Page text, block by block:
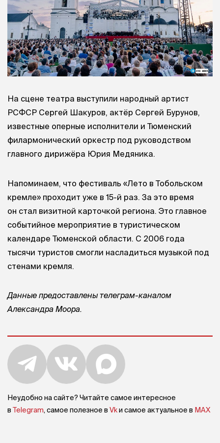
На сцене театра выступили народный артист
РСФСР Сергей Шакуров, актёр Сергей Бурунов,
известные оперные исполнители и Тюменский
филармонический оркестр под руководством
главного дирижёра Юрия Медяника.
Напоминаем, что фестиваль «Лето в Тобольском
кремле» проходит уже в 15-й раз. За это время
он стал визитной карточкой региона. Это главное
событийное мероприятие в туристическом
календаре Тюменской области. С 2006 года
тысячи туристов смогли насладиться музыкой под
стенами кремля.
Данные предоставлены телеграм-каналом
Александра Моора.
Неудобно на сайте? Читайте самое интересное
в Telegram, самое полезное в Vkи самое актуальное в MAX